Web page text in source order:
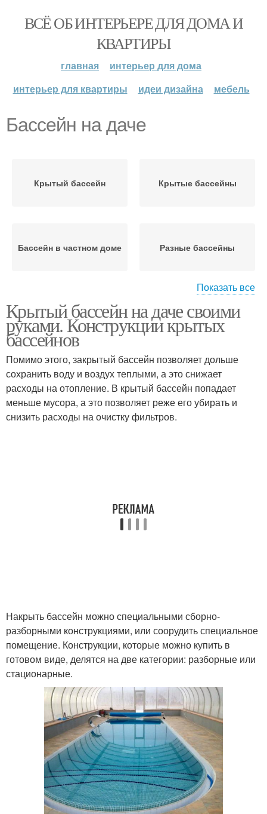
ВСЁ ОБ ИНТЕРЬЕРЕ ДЛЯ ДОМА И
КВАРТИРЫ
главная
интерьер для дома
интерьер для квартиры
идеи дизайна мебель
Бассейн на даче
Крытый бассейн Крытые бассейны
Бассейн в частном доме Разные бассейны
Бассейн во дворе Бассейн для дачи
Каркасный бассейн
Стационарные
бассейны
Площадка под бассейн
Котлован под
каркасный бассейн
Площадка под
каркасный бассейн
Основание для
каркасного бассейна
Стекловолокновый
бассейн
Полипропиленовый
бассейн
Показать все
Крытый бассейн на даче своими
руками. Конструкции крытых
бассейнов
Помимо этого, закрытый бассейн позволяет дольше
сохранить воду и воздух теплыми, а это снижает
расходы на отопление. В крытый бассейн попадает
меньше мусора, а это позволяет реже его убирать и
снизить расходы на очистку фильтров.
Накрыть бассейн можно специальными сборно-
разборными конструкциями, или соорудить специальное
помещение. Конструкции, которые можно купить в
готовом виде, делятся на две категории: разборные или
стационарные.